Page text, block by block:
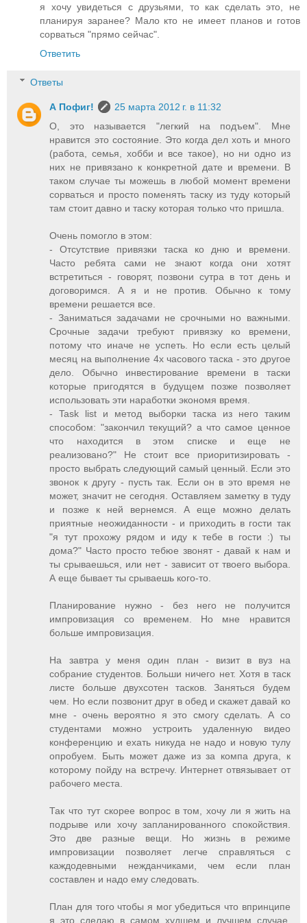
я хочу увидеться с друзьями, то как сделать это, не
планируя заранее? Мало кто не имеет планов и готов
сорваться "прямо сейчас".
Ответить
Ответы
А Пофиг!
25 марта 2012 г. в 11:32
О, это называется "легкий на подъем". Мне
нравится это состояние. Это когда дел хоть и много
(работа, семья, хобби и все такое), но ни одно из
них не привязано к конкретной дате и времени. В
таком случае ты можешь в любой момент времени
сорваться и просто поменять таску из туду который
там стоит давно и таску которая только что пришла.
Очень помогло в этом:
- Отсутствие привязки таска ко дню и времени.
Часто ребята сами не знают когда они хотят
встретиться - говорят, позвони сутра в тот день и
договоримся. А я и не против. Обычно к тому
времени решается все.
- Заниматься задачами не срочными но важными.
Срочные задачи требуют привязку ко времени,
потому что иначе не успеть. Но если есть целый
месяц на выполнение 4х часового таска - это другое
дело. Обычно инвестирование времени в таски
которые пригодятся в будущем позже позволяет
использовать эти наработки экономя время.
- Task list и метод выборки таска из него таким
способом: "закончил текущий? а что самое ценное
что находится в этом списке и еще не
реализовано?" Не стоит все приоритизировать -
просто выбрать следующий самый ценный. Если это
звонок к другу - пусть так. Если он в это время не
может, значит не сегодня. Оставляем заметку в туду
и позже к ней вернемся. А еще можно делать
приятные неожиданности - и приходить в гости так
"я тут прохожу рядом и иду к тебе в гости :) ты
дома?" Часто просто тебюе звонят - давай к нам и
ты срываешься, или нет - зависит от твоего выбора.
А еще бывает ты срываешь кого-то.
Планирование нужно - без него не получится
импровизация со временем. Но мне нравится
больше импровизация.
На завтра у меня один план - визит в вуз на
собрание студентов. Больши ничего нет. Хотя в таск
листе больше двухсотен тасков. Заняться будем
чем. Но если позвонит друг в обед и скажет давай ко
мне - очень вероятно я это смогу сделать. А со
студентами можно устроить удаленную видео
конференцию и ехать никуда не надо и новую тулу
опробуем. Быть может даже из за компа друга, к
которому пойду на встречу. Интернет отвязывает от
рабочего места.
Так что тут скорее вопрос в том, хочу ли я жить на
подрыве или хочу запланированного спокойствия.
Это две разные вещи. Но жизнь в режиме
импровизации позволяет легче справляться с
каждодевными нежданчиками, чем если план
составлен и надо ему следовать.
План для того чтобы я мог убедиться что впринципе
я это сделаю в самом худшем и лучшем случае.